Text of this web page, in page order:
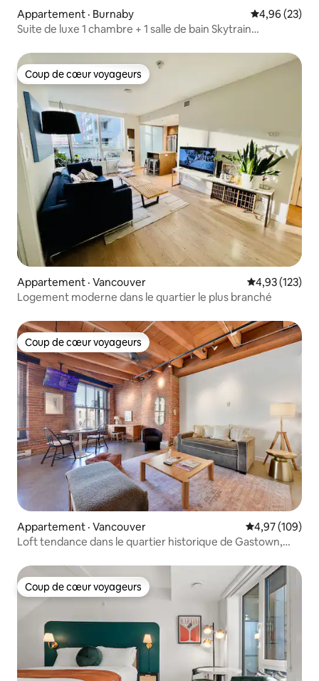
Appartement · Burnaby Note
4,96 (23)
Suite de luxe 1 chambre + 1 salle de bain Skytrain
Coup de cœur voyageurs
Coup de cœur voyageurs
Appartement · Vancouver Note
4,93 (123)
Logement moderne dans le quartier le plus branché
Coup de cœur voyageurs
Coup de cœur voyageurs
Appartement · Vancouver Note
4,97 (109)
Loft tendance dans le quartier historique de Gastown,
Coup de cœur voyageurs
Coup de cœur voyageurs